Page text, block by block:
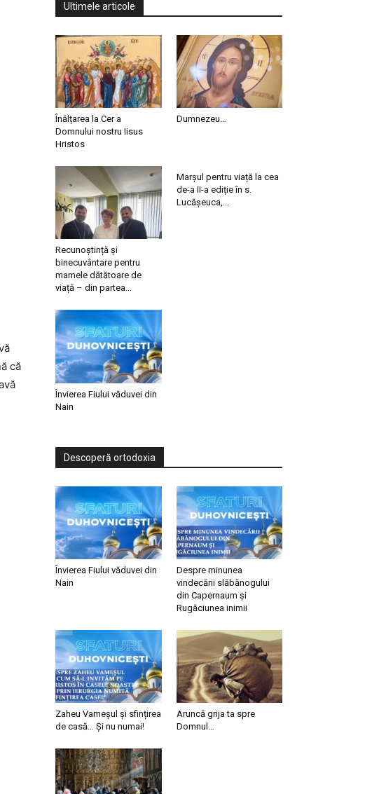
că
Ultimele articole
Înălțarea la Cer a
Domnului nostru Iisus
Hristos
Dumnezeu…
Recunoștință și
binecuvântare pentru
mamele dătătoare de
viață – din partea...
Marșul pentru viață la cea
de-a II-a ediție în s.
Lucășeuca,...
Învierea Fiului văduvei din
Nain
Descoperă ortodoxia
Învierea Fiului văduvei din
Nain
Despre minunea
vindecării slăbănogului
din Capernaum și
Rugăciunea inimii
Zaheu Vameșul și sfințirea
de casă… Și nu numai!
Aruncă grija ta spre
Domnul…